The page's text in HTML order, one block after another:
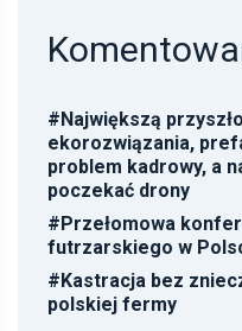
# Największą
ekorozwiązania,
problem kadrowy, a
poczekać drony
# Przełomowa
futrzarskiego w
# Kastracja bez
polskiej fermy